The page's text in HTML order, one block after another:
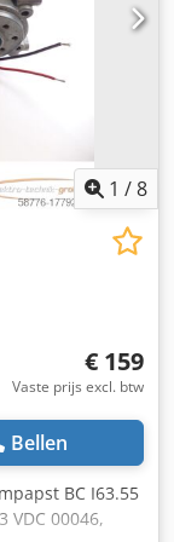
1 /8
€ 159
Vaste prijs excl. btw
Bellen
BC I63.55
VDC 00046,